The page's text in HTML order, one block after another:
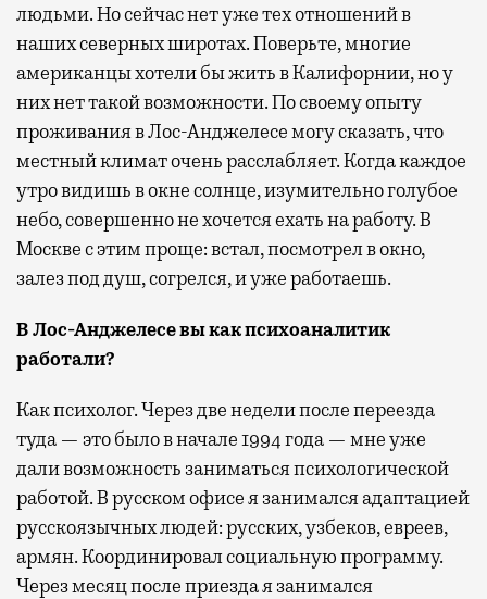
людьми. Но сейчас нет уже тех отношений в
наших северных широтах. Поверьте, многие
американцы хотели бы жить в Калифорнии, но у
них нет такой возможности. По своему опыту
проживания в Лос-Анджелесе могу сказать, что
местный климат очень расслабляет. Когда каждое
утро видишь в окне солнце, изумительно голубое
небо, совершенно не хочется ехать на работу. В
Москве с этим проще: встал, посмотрел в окно,
залез под душ, согрелся, и уже работаешь.
В Лос-Анджелесе вы как психоаналитик
работали?
Как психолог. Через две недели после переезда
туда — это было в начале 1994 года — мне уже
дали возможность заниматься психологической
работой. В русском офисе я занимался адаптацией
русскоязычных людей: русских, узбеков, евреев,
армян. Координировал социальную программу.
Через месяц после приезда я занимался